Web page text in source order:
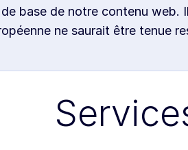
base de notre contenu web.
ne saurait être tenue